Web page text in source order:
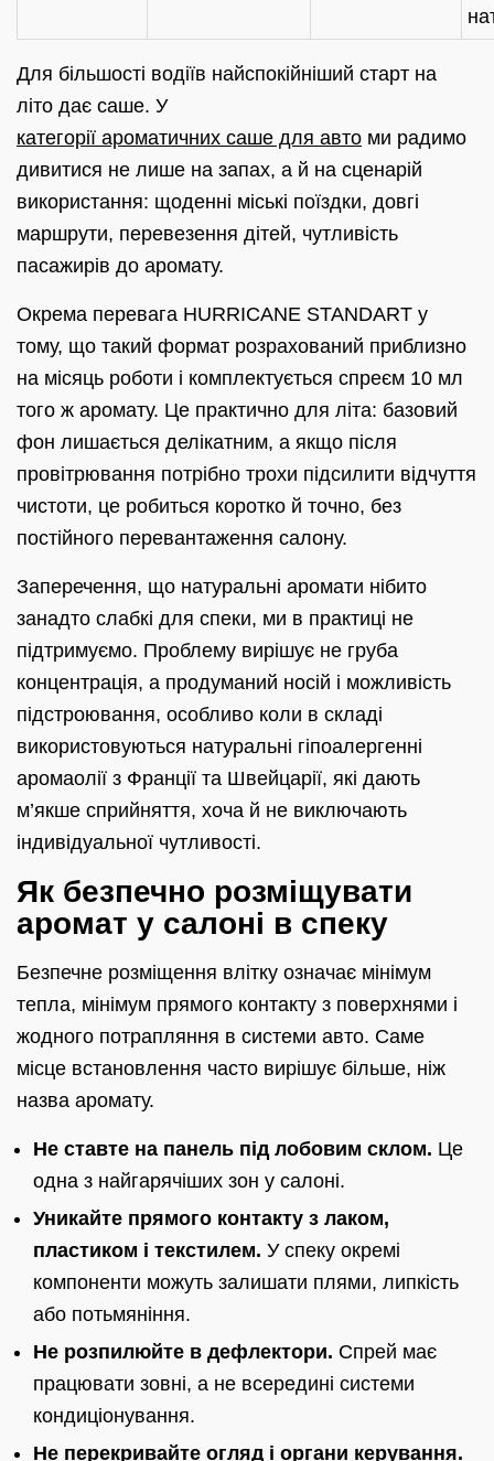
Для більшості водіїв найспокійніший старт на
літо дає саше. У
категорії ароматичних саше для авто ми радимо
дивитися не лише на запах, а й на сценарій
використання: щоденні міські поїздки, довгі
маршрути, перевезення дітей, чутливість
пасажирів до аромату.
Окрема перевага HURRICANE STANDART у
тому, що такий формат розрахований приблизно
на місяць роботи і комплектується спреєм 10 мл
того ж аромату. Це практично для літа: базовий
фон лишається делікатним, а якщо після
провітрювання потрібно трохи підсилити відчуття
чистоти, це робиться коротко й точно, без
постійного перевантаження салону.
Заперечення, що натуральні аромати нібито
занадто слабкі для спеки, ми в практиці не
підтримуємо. Проблему вирішує не груба
концентрація, а продуманий носій і можливість
підстроювання, особливо коли в складі
використовуються натуральні гіпоалергенні
аромаолії з Франції та Швейцарії, які дають
м’якше сприйняття, хоча й не виключають
індивідуальної чутливості.
Як безпечно розміщувати
аромат у салоні в спеку
Безпечне розміщення влітку означає мінімум
тепла, мінімум прямого контакту з поверхнями і
жодного потрапляння в системи авто. Саме
місце встановлення часто вирішує більше, ніж
назва аромату.
Не ставте на панель під лобовим склом. Це
одна з найгарячіших зон у салоні.
Уникайте прямого контакту з лаком,
пластиком і текстилем. У спеку окремі
компоненти можуть залишати плями, липкість
або потьмяніння.
Не розпилюйте в дефлектори. Спрей має
працювати зовні, а не всередині системи
кондиціонування.
Не перекривайте огляд і органи керування.